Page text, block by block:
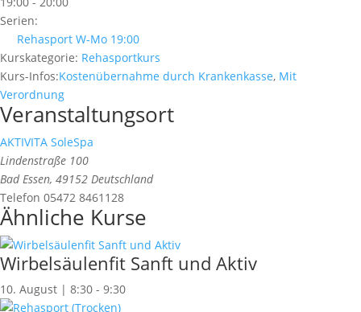
Serien:
Rehasport W-Mo 19:00
Kurskategorie: Rehasportkurs
Kurs-Infos:Kostenübernahme durch Krankenkasse, Mit
Verordnung
Veranstaltungsort
AKTIVITA SoleSpa
Lindenstraße 100
Bad Essen, 49152 Deutschland
Telefon 05472 8461128
Ähnliche Kurse
Wirbelsäulenfit Sanft und Aktiv
10. August | 8:30 - 9:30